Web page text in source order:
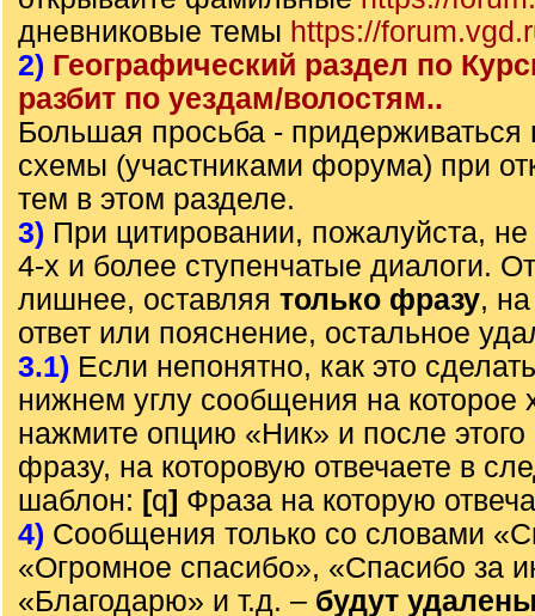
дневниковые темы https://
2) Географический раздел по
разбит по уездам/волостям..
Большая просьба - придерживаться
схемы (участниками форума) при
тем в этом разделе.
3) При цитировании, пожалуйста, не
4-х и более ступенчатые диалоги.
лишнее, оставляя только фразу,
ответ или пояснение, остальное
3.1) Если непонятно, как это
нижнем углу сообщения на которое
нажмите опцию «Ник» и после этого
фразу, на которовую отвечаете в
шаблон: [q] Фраза на которую
4) Сообщения только со словами
«Огромное спасибо», «Спасибо за
«Благодарю» и т.д. – будут